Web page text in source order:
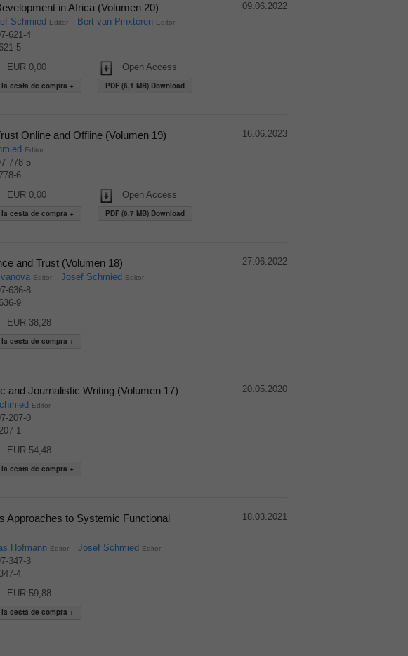
in Africa (Volumen 20)
Schmied Editor Bert van Pinxteren Editor
621-4
5
EUR 0,00 Open Access
PDF (6,1 MB) Download
09.06.2022
Online and Offline (Volumen 19)
Editor
778-5
6
EUR 0,00 Open Access
PDF (6,7 MB) Download
16.06.2023
and Trust (Volumen 18)
Editor Josef Schmied Editor
636-8
9
EUR 38,28
27.06.2022
and Journalistic Writing (Volumen 17)
Editor
207-0
1
EUR 54,48
20.05.2020
Approaches to Systemic Functional
Hofmann Editor Josef Schmied Editor
347-3
4
EUR 59,88
18.03.2021